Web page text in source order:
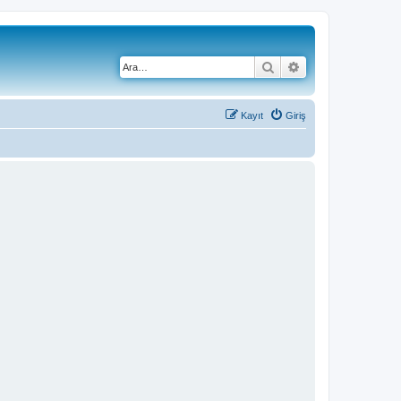
Ara Gelişmiş arama
Giriş
Kayıt